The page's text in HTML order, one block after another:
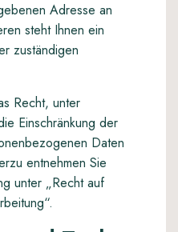
Adresse an
steht Ihnen ein
zuständigen
Recht, unter
Einschränkung der
Daten
entnehmen Sie
unter „Recht auf